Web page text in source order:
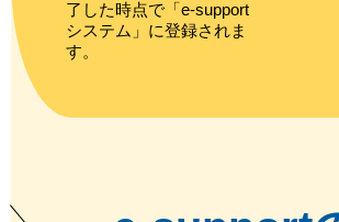
了した時点で「e-support
システム」に登録されま
す。